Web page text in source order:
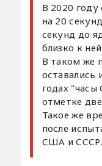
В 2020 году
на 20
секунд до
близко к
В таком же
оставались
годах "часы
отметке
Такое же
после
США и СССР.